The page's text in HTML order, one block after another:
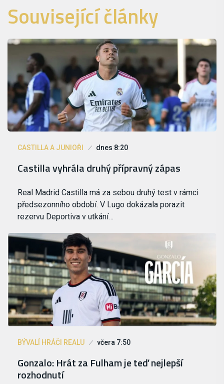
Související články
CASTILLA A JUNIOŘI dnes 8:20
Castilla vyhrála druhý přípravný zápas
Real Madrid Castilla má za sebou druhý test v rámci
předsezonního období. V Lugo dokázala porazit
rezervu Deportiva v utkání…
BÝVALÍ HRÁČI REALU včera 7:50
Gonzalo: Hrát za Fulham je teď nejlepší
rozhodnutí